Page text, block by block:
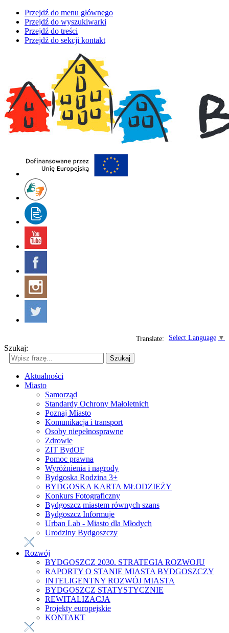
Przejdź do menu głównego
Przejdź do wyszukiwarki
Przejdź do treści
Przejdź do sekcji kontakt
Select Language ▼
Translate:
Szukaj:
Szukaj
Aktualności
Miasto
Samorząd
Standardy Ochrony Małoletnich
Poznaj Miasto
Komunikacja i transport
Osoby niepełnosprawne
Zdrowie
ZIT BydOF
Pomoc prawna
Wyróżnienia i nagrody
Bydgoska Rodzina 3+
BYDGOSKA KARTA MŁODZIEŻY
Konkurs Fotograficzny
Bydgoszcz miastem równych szans
Bydgoszcz Informuje
Urban Lab - Miasto dla Młodych
Urodziny Bydgoszczy
Rozwój
BYDGOSZCZ 2030. STRATEGIA ROZWOJU
RAPORTY O STANIE MIASTA BYDGOSZCZY
INTELIGENTNY ROZWÓJ MIASTA
BYDGOSZCZ STATYSTYCZNIE
REWITALIZACJA
Projekty europejskie
KONTAKT